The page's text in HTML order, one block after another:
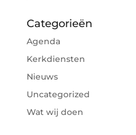
Categorieën
Agenda
Kerkdiensten
Nieuws
Uncategorized
Wat wij doen